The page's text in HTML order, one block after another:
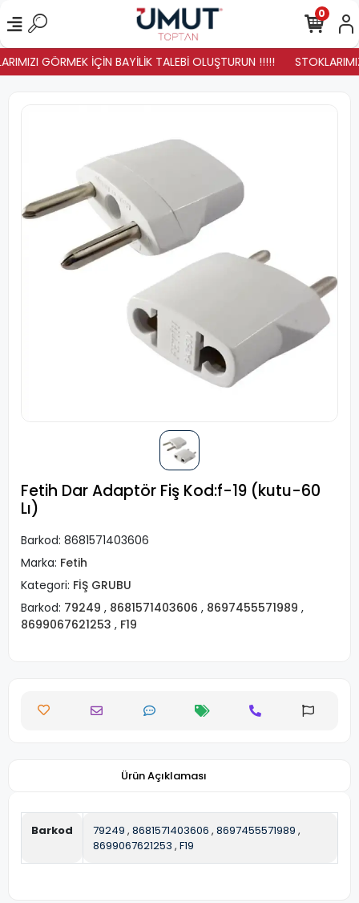
GÖRMEK İÇİN BAYİLİK TALEBİ OLUŞTURUN !!!!!
0
Fetih Dar Adaptör Fiş Kod:f-19 (kutu-60
Lı)
Barkod: 8681571403606
Marka: Fetih
Kategori: FİŞ GRUBU
Barkod: 79249 , 8681571403606 , 8697455571989 ,
8699067621253 , F19
Ürün Açıklaması
Barkod 79249 , 8681571403606 , 8697455571989 ,
8699067621253 , F19